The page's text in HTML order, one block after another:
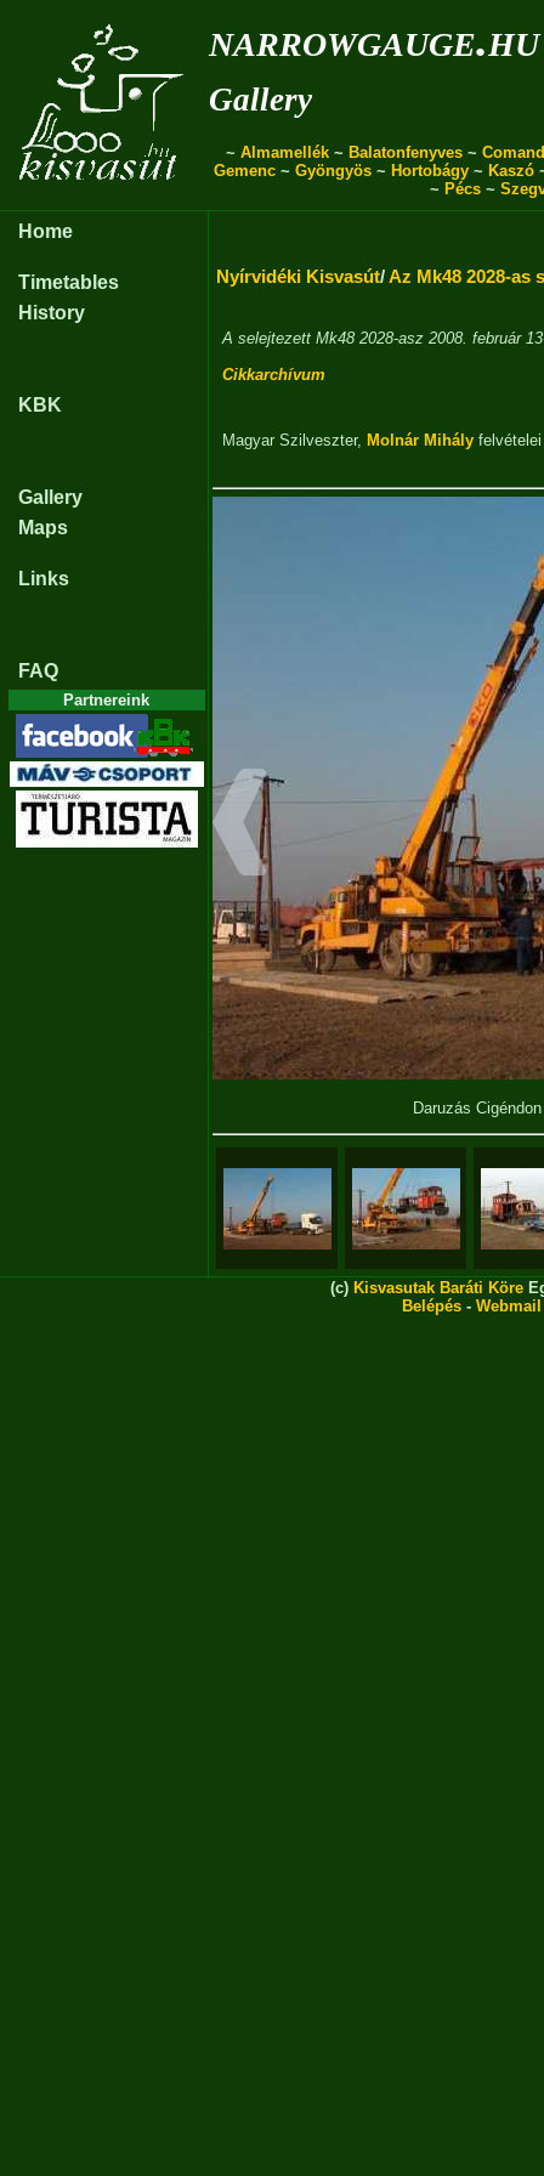
narrowgauge.hu
Gallery
~Almamellék ~ Balatonfenyves ~
Gemenc ~Gyöngyös ~ Hortobágy ~ Kaszó
~ Pécs ~
Home
Timetables
History
KBK
Gallery
Maps
Links
FAQ
Partnereink
Nyírvidéki Kisvasút/Az Mk48 2028-as
A selejtezett Mk48 2028-asz 2008. február
Cikkarchívum
Magyar Szilveszter, Molnár Mihály felvételei
Daruzás
(c) Kisvasutak Baráti Köre
Belépés -Webmail